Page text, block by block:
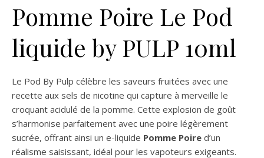
Pomme Poire Le Pod
liquide by PULP 10ml
Le Pod By Pulp célèbre les saveurs fruitées avec une
recette aux sels de nicotine qui capture à merveille le
croquant acidulé de la pomme. Cette explosion de goût
s’harmonise parfaitement avec une poire légèrement
sucrée, offrant ainsi un e-liquide Pomme Poire d’un
réalisme saisissant, idéal pour les vapoteurs exigeants.